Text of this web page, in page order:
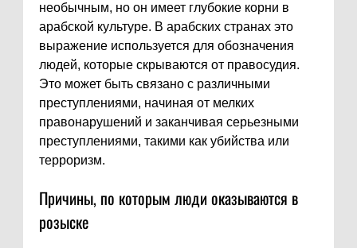
необычным, но он имеет глубокие корни в
арабской культуре. В арабских странах это
выражение используется для обозначения
людей, которые скрываются от правосудия.
Это может быть связано с различными
преступлениями, начиная от мелких
правонарушений и заканчивая серьезными
преступлениями, такими как убийства или
терроризм.
Причины, по которым люди оказываются в
розыске